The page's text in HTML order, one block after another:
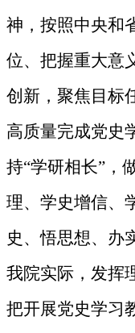
神，按照中央和
位、把握重大意
创新，聚焦目标
高质量完成党史
持“学研相长”，
理、学史增信、
史、悟思想、办
我院实际，发挥
把开展党史学习